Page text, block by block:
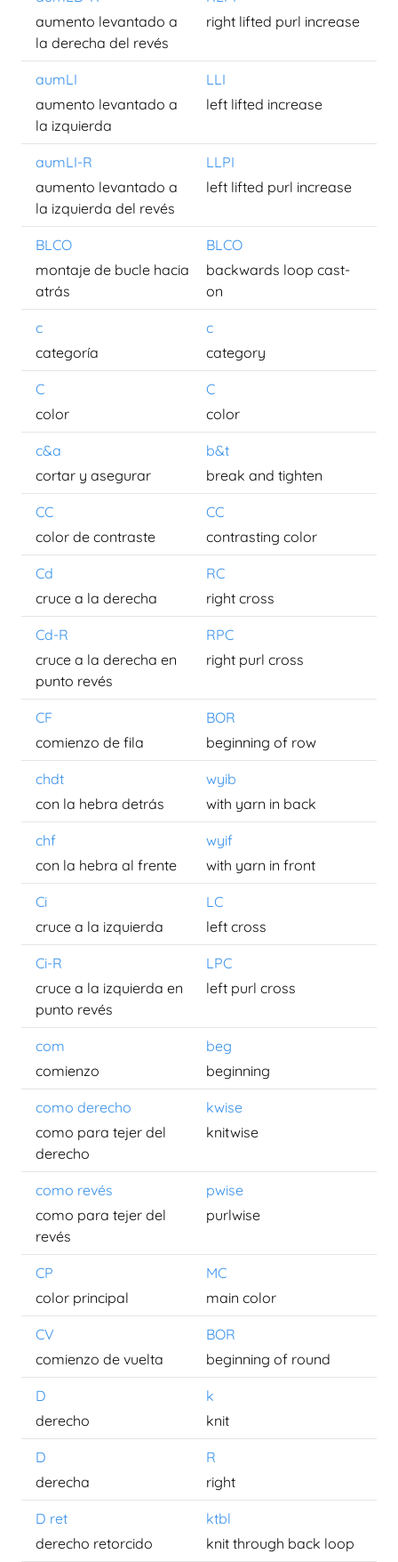
aumento levantado a
la derecha del revés
right lifted purl increase
aumLI
LLI
aumento levantado a
la izquierda
left lifted increase
aumLI-R
LLPI
aumento levantado a
la izquierda del revés
left lifted purl increase
BLCO
BLCO
montaje de bucle hacia
atrás
backwards loop cast-
on
c
c
categoría
category
C
C
color
color
c&a
b&t
cortar y asegurar
break and tighten
CC
CC
color de contraste
contrasting color
Cd
RC
cruce a la derecha
right cross
Cd-R
RPC
cruce a la derecha en
punto revés
right purl cross
CF
BOR
comienzo de fila
beginning of row
chdt
wyib
con la hebra detrás
with yarn in back
chf
wyif
con la hebra al frente
with yarn in front
Ci
LC
cruce a la izquierda
left cross
Ci-R
LPC
cruce a la izquierda en
punto revés
left purl cross
com
beg
comienzo
beginning
como derecho
kwise
como para tejer del
derecho
knitwise
como revés
pwise
como para tejer del
revés
purlwise
CP
MC
color principal
main color
CV
BOR
comienzo de vuelta
beginning of round
D
k
derecho
knit
D
R
derecha
right
D ret
ktbl
derecho retorcido
knit through back loop